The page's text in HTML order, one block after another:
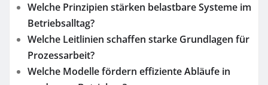
Welche Prinzipien stärken belastbare Systeme im
Betriebsalltag?
Welche Leitlinien schaffen starke Grundlagen für
Prozessarbeit?
Welche Modelle fördern effiziente Abläufe in